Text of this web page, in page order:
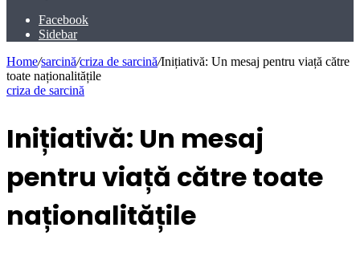
Facebook
Sidebar
Home/sarcină/criza de sarcină/Inițiativă: Un mesaj pentru viață către
toate naționalitățile
criza de sarcină
Inițiativă: Un mesaj
pentru viață către toate
naționalitățile